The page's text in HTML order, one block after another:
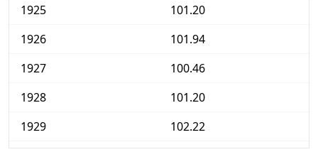
1925
101.20
1926
101.94
1927
100.46
1928
101.20
1929
102.22